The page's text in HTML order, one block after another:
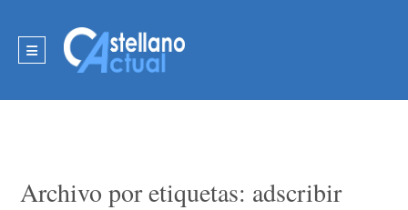
Archivo por etiquetas: adscribir